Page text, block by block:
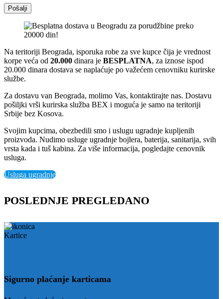
Na teritoriji Beograda, isporuka robe za sve kupce čija je vrednost
korpe veća od 20.000 dinara je BESPLATNA, za iznose ispod
20.000 dinara dostava se naplaćuje po važećem cenovniku kurirske
službe.
Za dostavu van Beograda, molimo Vas, kontaktirajte nas. Dostavu
pošiljki vrši kurirska služba BEX i moguća je samo na teritoriji
Srbije bez Kosova.
Svojim kupcima, obezbedili smo i uslugu ugradnje kupljenih
proizvoda. Nudimo usluge ugradnje bojlera, baterija, sanitarija, svih
vrsta kada i tuš kabina. Za više informacija, pogledajte cenovnik
usluga.
Usluga ugradnje
POSLEDNJE PREGLEDANO
Sigurno plaćanje karticama